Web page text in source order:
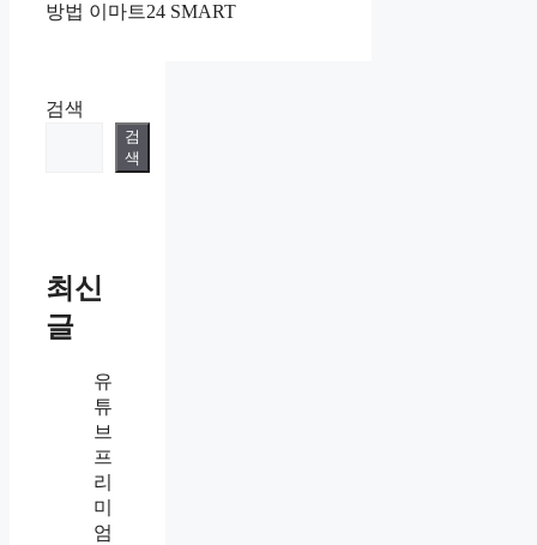
방법 이마트24 SMART
검색
검
색
최신
글
유
튜
브
프
리
미
엄